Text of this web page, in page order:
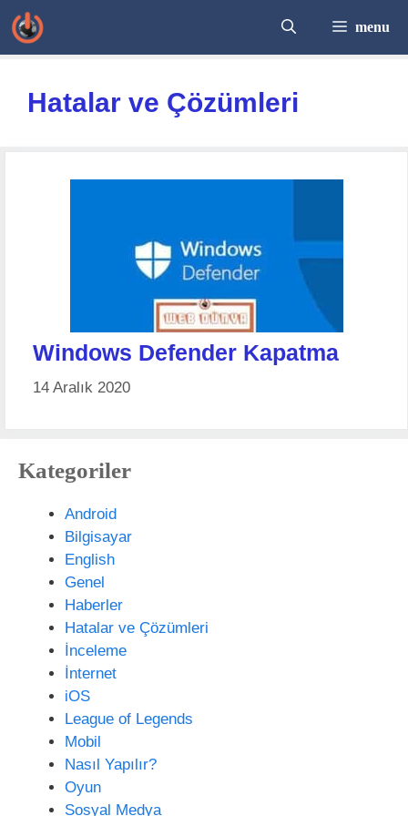
İçeriğe
atla
menu
Hatalar ve Çözümleri
Windows Defender Kapatma
14 Aralık 2020
Kategoriler
Android
Bilgisayar
English
Genel
Haberler
Hatalar ve Çözümleri
İnceleme
İnternet
iOS
League of Legends
Mobil
Nasıl Yapılır?
Oyun
Sosyal Medya